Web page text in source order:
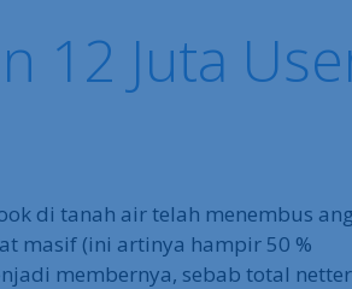
12 Juta
di tanah air telah menembus
masif (ini artinya hampir 50 %
membernya, sebab total